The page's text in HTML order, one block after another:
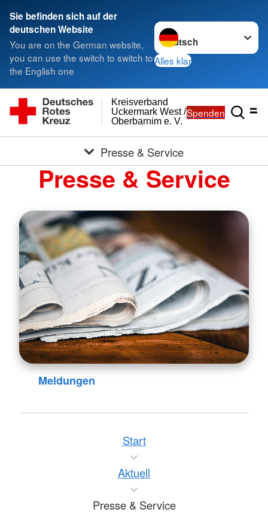
Sie befinden sich auf der
deutschen Website
You are on the German website,
you can use the switch to switch to
the English one
Sprache wechseln zu
Alles klar
Oberbarnim e. V.
Uckermark West /
Kreisverband
Spenden
Presse & Service
Presse & Service
Meldungen
Start
Aktuell
Presse & Service